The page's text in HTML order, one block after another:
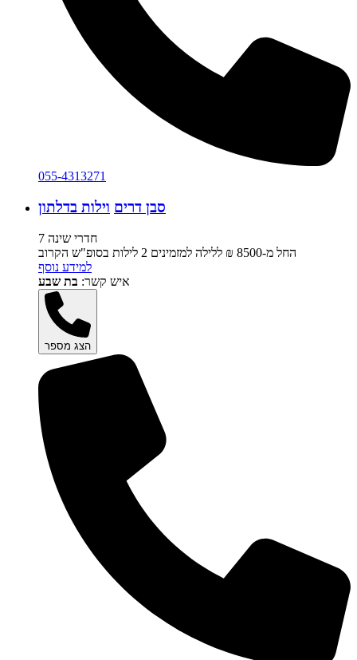
055-4313271
סבן דרים וילות בדלתון
7 חדרי שינה
החל מ-‏8500 ₪ ללילה למזמינים 2 לילות בסופ"ש הקרוב
למידע נוסף
איש קשר: בת שבע
הצג מספר